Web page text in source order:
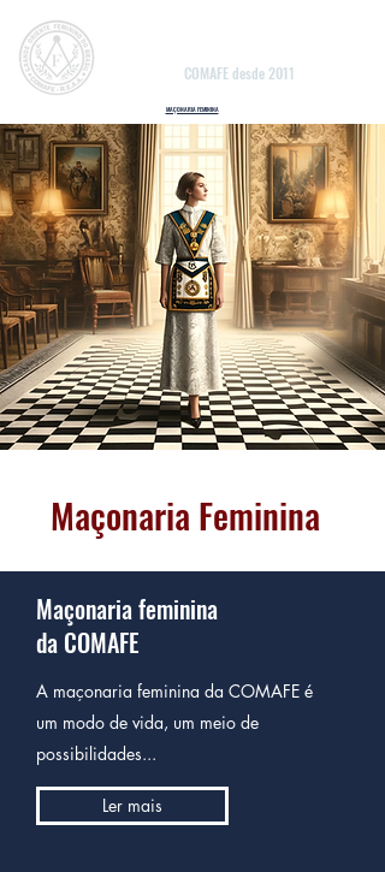
COMAFE desde 2011
MAÇONARIA FEMININA
Maçonaria Feminina
Maçonaria feminina
da COMAFE
A maçonaria feminina da COMAFE é
um modo de vida, um meio de
possibilidades...
Ler mais